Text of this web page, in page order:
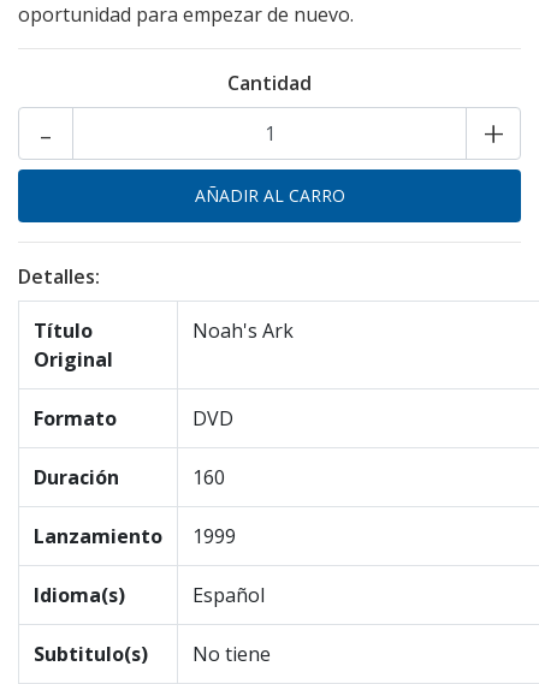
oportunidad para empezar de nuevo.
Cantidad
+
-
Detalles:
Título
Original
Noah's Ark
Formato DVD
Duración 160
Lanzamiento 1999
Idioma(s) Español
Subtitulo(s) No tiene